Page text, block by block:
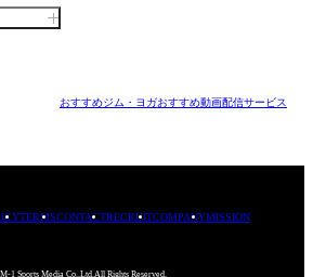
おすすめジム・ヨガおすすめ動画配信サービス
TERMSCONTACTRECRUITCOMPANYMISSION
1 Sports Media Co.,Ltd.All Rights Reserved.